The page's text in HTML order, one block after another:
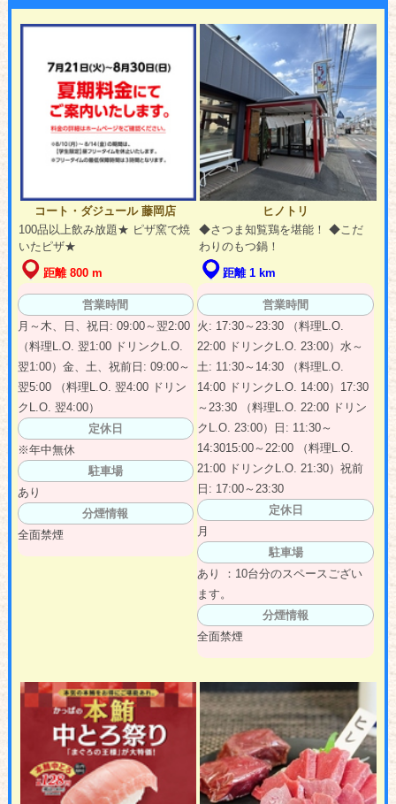
コート・ダジュール 藤岡店
100品以上飲み放題★ ピザ窯で焼
いたピザ★
距離 800 m
営業時間
月～木、日、祝日: 09:00～翌2:00
（料理L.O. 翌1:00 ドリンクL.O.
翌1:00）金、土、祝前日: 09:00～
翌5:00 （料理L.O. 翌4:00 ドリン
クL.O. 翌4:00）
定休日
※年中無休
駐車場
あり
分煙情報
全面禁煙
ヒノトリ
◆さつま知覧鶏を堪能！ ◆こだ
わりのもつ鍋！
距離 1 km
営業時間
火: 17:30～23:30 （料理L.O.
22:00 ドリンクL.O. 23:00）水～
土: 11:30～14:30 （料理L.O.
14:00 ドリンクL.O. 14:00）17:30
～23:30 （料理L.O. 22:00 ドリン
クL.O. 23:00）日: 11:30～
14:3015:00～22:00 （料理L.O.
21:00 ドリンクL.O. 21:30）祝前
日: 17:00～23:30
定休日
月
駐車場
あり ：10台分のスペースござい
ます。
分煙情報
全面禁煙